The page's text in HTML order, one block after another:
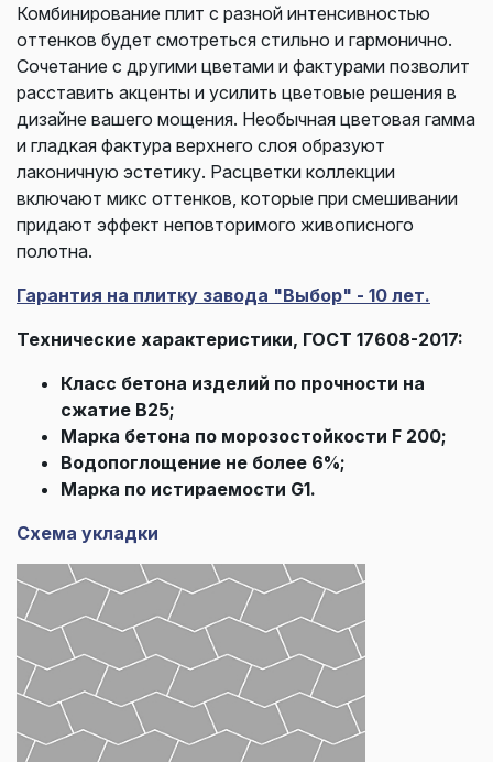
Комбинирование плит с разной интенсивностью
оттенков будет смотреться стильно и гармонично.
Сочетание с другими цветами и фактурами позволит
расставить акценты и усилить цветовые решения в
дизайне вашего мощения. Необычная цветовая гамма
и гладкая фактура верхнего слоя образуют
лаконичную эстетику. Расцветки коллекции
включают микс оттенков, которые при смешивании
придают эффект неповторимого живописного
полотна.
Гарантия на плитку завода "Выбор" - 10 лет.
Технические характеристики, ГОСТ 17608-2017:
Класс бетона изделий по прочности на
сжатие В25;
Марка бетона по морозостойкости F 200;
Водопоглощение не более 6%;
Марка по истираемости G1.
Схема укладки